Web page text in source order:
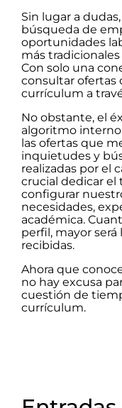
Sin lugar a
búsqueda de
oportunidades
más
Con solo una
consultar ofertas
currículum a
No obstante, el
algoritmo
las ofertas que
inquietudes y
realizadas por el
crucial dedicar el
configurar
necesidades,
académica.
perfil, mayor será
recibidas.
Ahora que
no hay excusa
cuestión de
currículum.